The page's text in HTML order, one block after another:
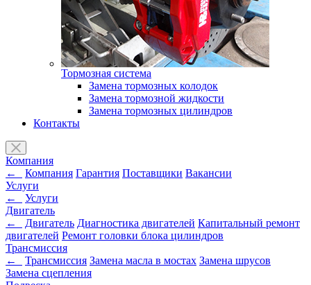
Тормозная система
Замена тормозных колодок
Замена тормозной жидкости
Замена тормозных цилиндров
Контакты
Компания
←
Компания Гарантия Поставщики Вакансии
Услуги
←
Услуги
Двигатель
←
Двигатель Диагностика двигателей Капитальный ремонт
двигателей Ремонт головки блока цилиндров
Трансмиссия
←
Трансмиссия Замена масла в мостах Замена шрусов
Замена сцепления